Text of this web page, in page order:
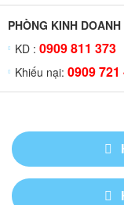
PHÒNG KINH
KD : 0909 811 373
Khiếu nại: 0909 721